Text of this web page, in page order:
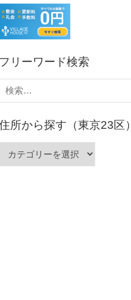
フリーワード検索
検
索:
所から探す（東京23区）